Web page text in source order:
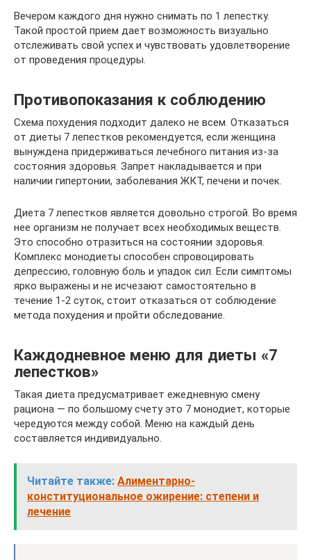
Вечером каждого дня нужно снимать по 1 лепестку.
Такой простой прием дает возможность визуально
отслеживать свой успех и чувствовать удовлетворение
от проведения процедуры.
Противопоказания к соблюдению
Схема похудения подходит далеко не всем. Отказаться
от диеты 7 лепестков рекомендуется, если женщина
вынуждена придерживаться лечебного питания из-за
состояния здоровья. Запрет накладывается и при
наличии гипертонии, заболевания ЖКТ, печени и почек.
Диета 7 лепестков является довольно строгой. Во время
нее организм не получает всех необходимых веществ.
Это способно отразиться на состоянии здоровья.
Комплекс монодиеты способен спровоцировать
депрессию, головную боль и упадок сил. Если симптомы
ярко выражены и не исчезают самостоятельно в
течение 1-2 суток, стоит отказаться от соблюдение
метода похудения и пройти обследование.
Каждодневное меню для диеты «7
лепестков»
Такая диета предусматривает ежедневную смену
рациона — по большому счету это 7 монодиет, которые
чередуются между собой. Меню на каждый день
составляется индивидуально.
Читайте также: Алиментарно-
конституциональное ожирение: степени и
лечение